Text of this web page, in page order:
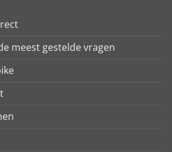
meest gestelde vragen